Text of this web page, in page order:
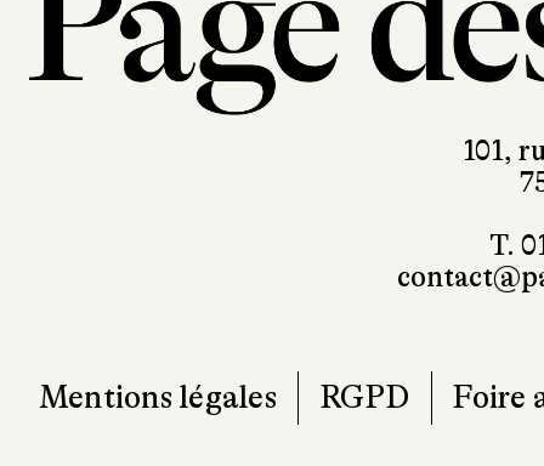
101,
T.
Mentions légales RGPD Foire